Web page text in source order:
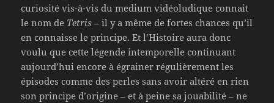
curiosité vis-à-vis du medium vidéoludique connait
le nom de Tetris – il y a même de fortes chances qu’il
en connaisse le principe. Et l’Histoire aura donc
voulu que cette légende intemporelle continuant
aujourd’hui encore à égrainer régulièrement les
épisodes comme des perles sans avoir altéré en rien
son principe d’origine – et à peine sa jouabilité – ne